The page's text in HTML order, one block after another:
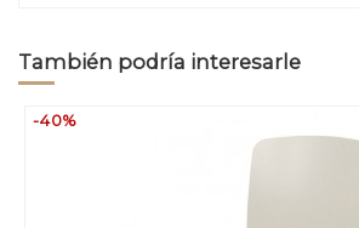
También podría interesarle
-40%